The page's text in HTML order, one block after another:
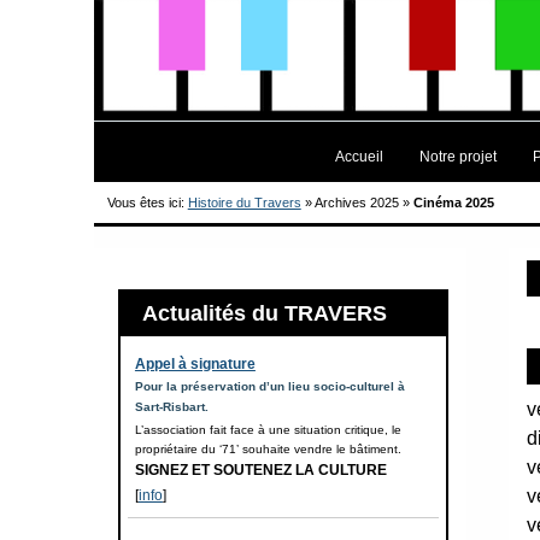
Accueil Notre projet
Vous êtes ici: Histoire du Travers »Archives 2025» Cinéma 2025
Actualités du TRAVERS
Appel à signature
Pour la préservation d’un lieu socio-culturel à
Sart-Risbart.
L’association fait face à une situation critique, le
propriétaire du ‘71’ souhaite vendre le bâtiment.
SIGNEZ ET SOUTENEZ LA CULTURE
[info]